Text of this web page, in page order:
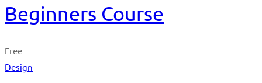
Beginners Course
Free
Design